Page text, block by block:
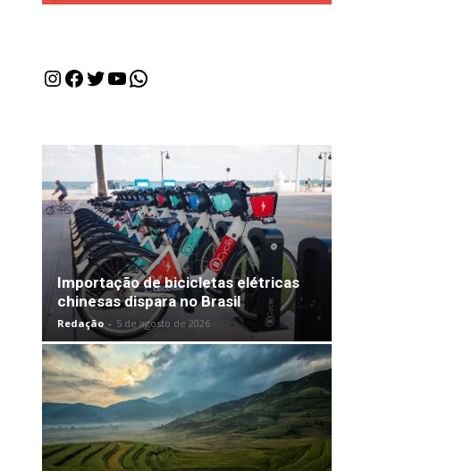
Instagram
Facebook
Twitter
Youtube
WhatsApp
Importação de bicicletas elétricas
chinesas dispara no Brasil
Redação - 5 de agosto de 2026